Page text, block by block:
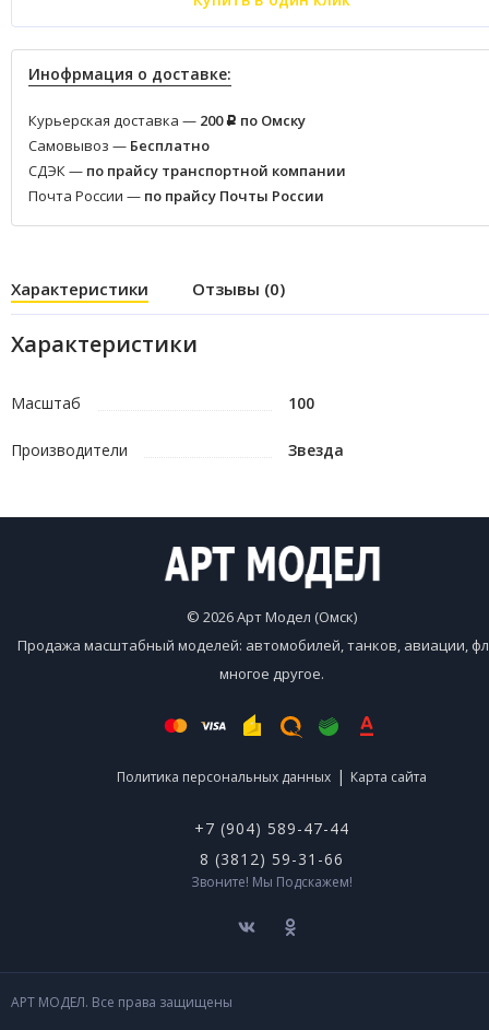
Инофрмация о доставке:
Курьерская доставка — 200 Р по Омску
Самовывоз — Бесплатно
СДЭК — по прайсу транспортной компании
Почта России — по прайсу Почты России
Характеристики Отзывы (0)
Характеристики
Масштаб 100
Производители Звезда
© 2026 Арт Модел (Омск)
Продажа масштабный моделей: автомобилей, танков, авиации,
многое другое.
Политика персональных данных | Карта сайта
+7 (904) 589-47-44
8 (3812) 59-31-66
Звоните! Мы Подскажем!
АРТ МОДЕЛ. Все права защищены